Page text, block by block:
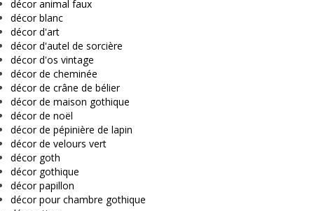
décor animal faux
décor blanc
décor d'art
décor d'autel de sorcière
décor d'os vintage
décor de cheminée
décor de crâne de bélier
décor de maison gothique
décor de noël
décor de pépinière de lapin
décor de velours vert
décor goth
décor gothique
décor papillon
décor pour chambre gothique